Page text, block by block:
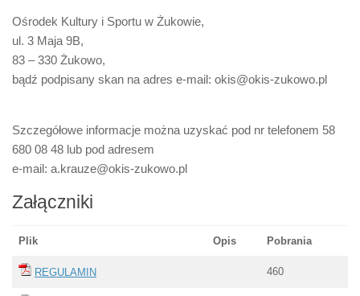
Ośrodek Kultury i Sportu w Żukowie,
ul. 3 Maja 9B,
83 – 330 Żukowo,
bądź podpisany skan na adres e-mail: okis@okis-zukowo.pl
Szczegółowe informacje można uzyskać pod nr telefonem 58
680 08 48 lub pod adresem
e-mail: a.krauze@okis-zukowo.pl
Załączniki
Plik Opis Pobrania
REGULAMIN 460